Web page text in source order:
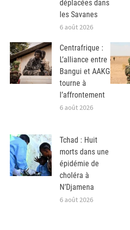
déplacées dans
les Savanes
6 août 2026
Centrafrique :
L’alliance entre
Bangui et AAKG
tourne à
l’affrontement
6 août 2026
Tchad : Huit
morts dans une
épidémie de
choléra à
N’Djamena
6 août 2026